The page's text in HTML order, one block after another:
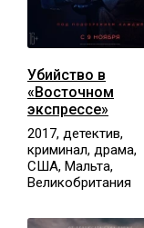
Убийство в
«Восточном
экспрессе»
2017, детектив,
криминал, драма,
США, Мальта,
Великобритания